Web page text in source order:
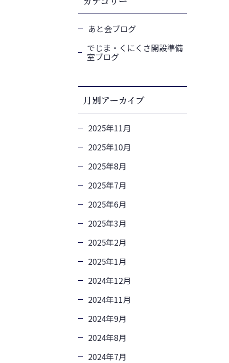
あと会ブログ
でじま・くにくさ開設準備
室ブログ
月別アーカイブ
2025年11月
2025年10月
2025年8月
2025年7月
2025年6月
2025年3月
2025年2月
2025年1月
2024年12月
2024年11月
2024年9月
2024年8月
2024年7月